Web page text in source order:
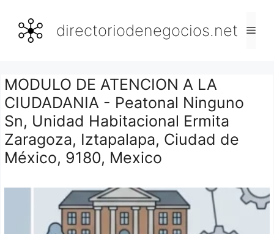
contenido
directoriodenegocios.net
MODULO DE ATENCION A LA
CIUDADANIA - Peatonal Ninguno
Sn, Unidad Habitacional Ermita
Zaragoza, Iztapalapa, Ciudad de
México, 9180, Mexico